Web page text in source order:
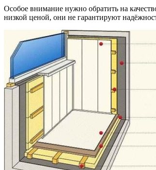
Особое внимание нужно обратить на
низкой ценой, они не гарантируют